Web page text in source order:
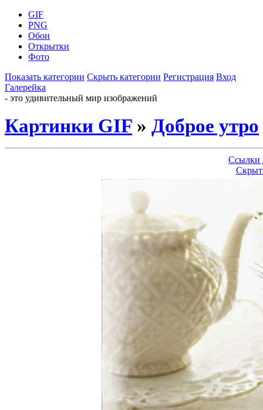
GIF
PNG
Обои
Открытки
Фото
Показать категории Скрыть категории Регистрация Вход
Галерейка
- это удивительный мир изображений
Картинки GIF » Доброе утро
Ссылки